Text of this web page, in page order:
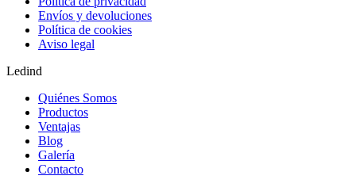
Envíos y devoluciones
Política de cookies
Aviso legal
Ledind
Quiénes Somos
Productos
Ventajas
Blog
Galería
Contacto